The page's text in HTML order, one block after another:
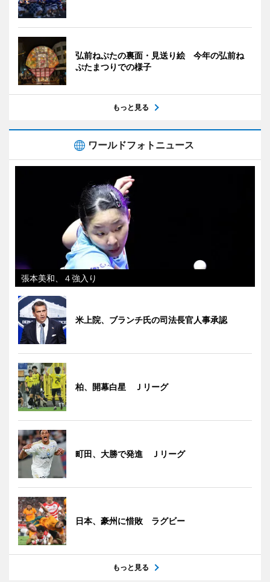
弘前ねぷたの裏面・見送り絵 今年の弘前ね
ぷたまつりでの様子
もっと見る
ワールドフォトニュース
張本美和、４強入り
米上院、ブランチ氏の司法長官人事承認
柏、開幕白星 Ｊリーグ
町田、大勝で発進 Ｊリーグ
日本、豪州に惜敗 ラグビー
もっと見る